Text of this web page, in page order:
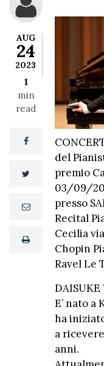
AUG
24
2023
1
min
read
facebook
email
print
del
premio
03/09/
presso
Recital
Cecilia
Chopin
Ravel Le
DAISUKE
E’ nato a
ha
a
anni.